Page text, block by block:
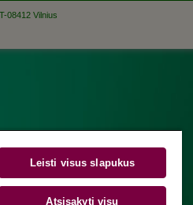
08412 Vilnius
Leisti visus slapukus
Atsisakyti visų